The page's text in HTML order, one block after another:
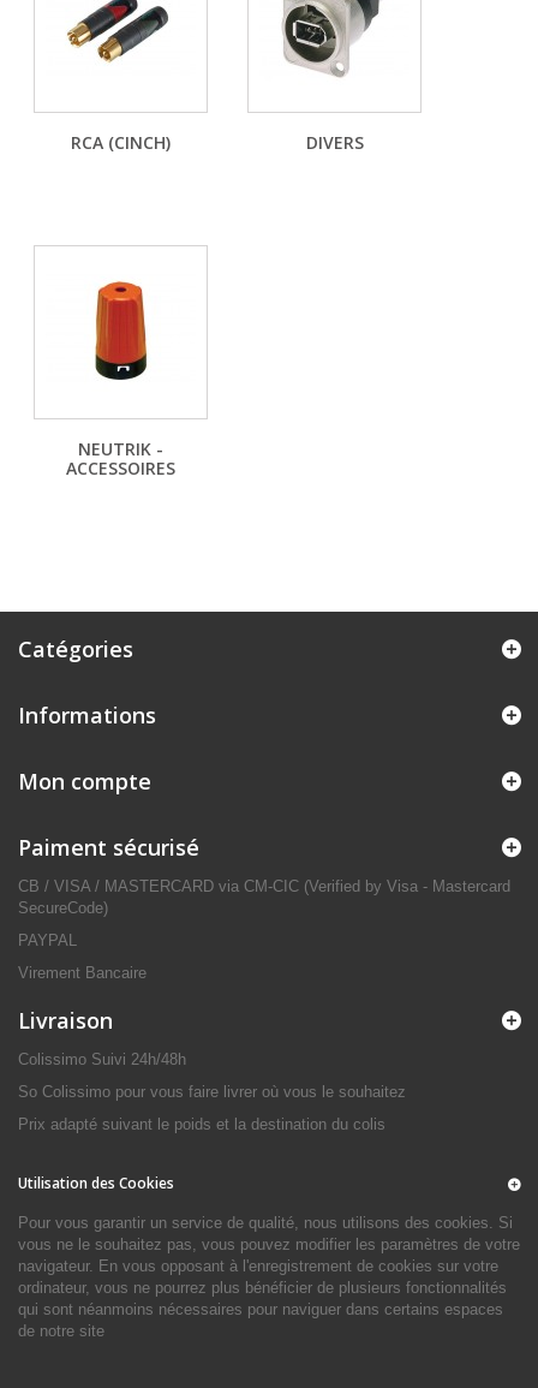
RCA (CINCH) DIVERS
NEUTRIK -
ACCESSOIRES
Catégories
Informations
Mon compte
Paiment sécurisé
CB / VISA / MASTERCARD via CM-CIC (Verified by Visa - Mastercard
SecureCode)
PAYPAL
Virement Bancaire
Livraison
Colissimo Suivi 24h/48h
So Colissimo pour vous faire livrer où vous le souhaitez
Prix adapté suivant le poids et la destination du colis
Utilisation des Cookies
Pour vous garantir un service de qualité, nous utilisons des cookies. Si
vous ne le souhaitez pas, vous pouvez modifier les paramètres de votre
navigateur. En vous opposant à l'enregistrement de cookies sur votre
ordinateur, vous ne pourrez plus bénéficier de plusieurs fonctionnalités
qui sont néanmoins nécessaires pour naviguer dans certains espaces
de notre site